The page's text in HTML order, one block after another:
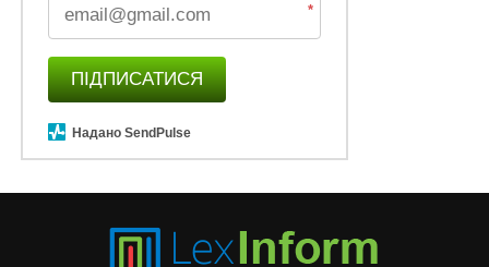
*
ПІДПИСАТИСЯ
Надано SendPulse